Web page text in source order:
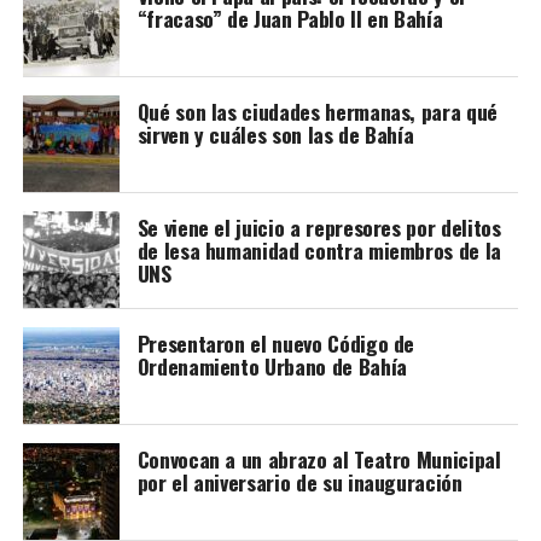
El documento remarca que, para los pueblos originarios,
el territorio trasciende el aspecto económico, ya que
constituye el espacio donde se desarrollan su identidad
cultural, espiritualidad, organización comunitaria y
vínculo histórico con la naturaleza.
Además, el Consejo advirtió que la iniciativa podría
profundizar conflictos territoriales ya existentes y
reclamó que se garantice el cumplimiento del Convenio
169 de la OIT, que establece la obligación del Estado de
susceptibles por el contacto.
Los piojos saltan de una persona a otra
Falso. Los piojos no pueden saltar. Se arrastran. No
pueden pasar de una cabeza a otra si no hay contacto.
Los piojos no se contagian por el peine
Falso. El contagio se puede producir por utensilios para
peinarse, mediante prendas de vestir (gorros,
bufandas…) o ropa de cama (sábanas y almohadas) Se
pueden eliminar de la ropa lavándola en agua caliente,
mueren tras cinco minutos a más de 50º.
Falso. El vinagre ayuda como complemento al
tratamiento pero no lo sustituye. Además, su intenso
“fracaso” de Juan Pablo II en Bahía
Qué son las ciudades hermanas, para qué
sirven y cuáles son las de Bahía
Se viene el juicio a represores por delitos
de lesa humanidad contra miembros de la
UNS
Presentaron el nuevo Código de
Ordenamiento Urbano de Bahía
Convocan a un abrazo al Teatro Municipal
por el aniversario de su inauguración